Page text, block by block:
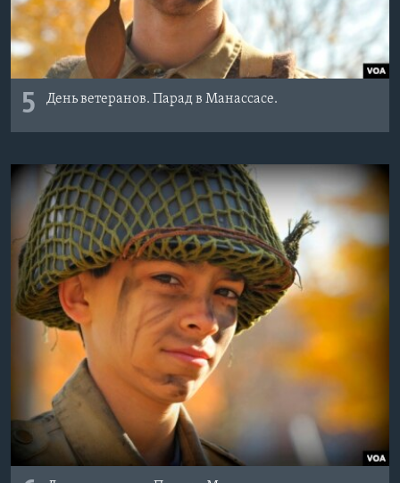
5 День ветеранов. Парад в Манассасе.